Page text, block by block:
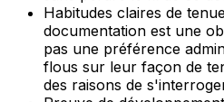
Habitudes claires de
documentation est une
pas une préférence
flous sur leur façon de
des raisons de